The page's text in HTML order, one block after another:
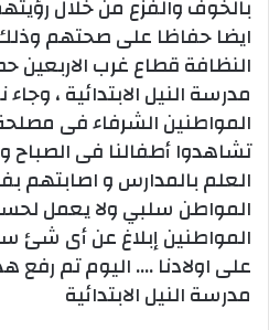
بالخوف والفزع من خلال
ايضا حفاظا على صحتهم
النظافة قطاع غرب الاربعين
مدرسة النيل الابتدائية ،
المواطنين الشرفاء فى
تشاهدوا أطفالنا فى الصباح
العلم بالمدارس و اصابتهم
المواطن سلبي ولا يعمل
المواطنين إبلاغ عن أى
على اولادنا …. اليوم تم رفع
مدرسة النيل الابتدائية